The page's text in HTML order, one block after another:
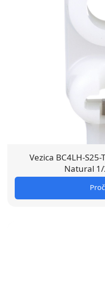
Vezica BC4LH-
Natural 1/